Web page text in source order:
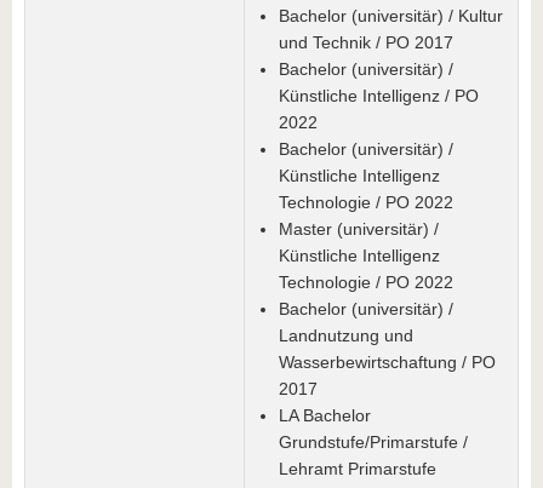
Bachelor (universitär) / Kultur
und Technik / PO 2017
Bachelor (universitär) /
Künstliche Intelligenz / PO
2022
Bachelor (universitär) /
Künstliche Intelligenz
Technologie / PO 2022
Master (universitär) /
Künstliche Intelligenz
Technologie / PO 2022
Bachelor (universitär) /
Landnutzung und
Wasserbewirtschaftung / PO
2017
LA Bachelor
Grundstufe/Primarstufe /
Lehramt Primarstufe